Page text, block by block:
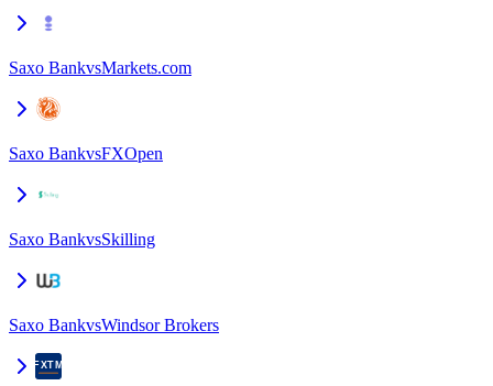
Saxo BankvsMarkets.com
Saxo BankvsFXOpen
Saxo BankvsSkilling
Saxo BankvsWindsor Brokers